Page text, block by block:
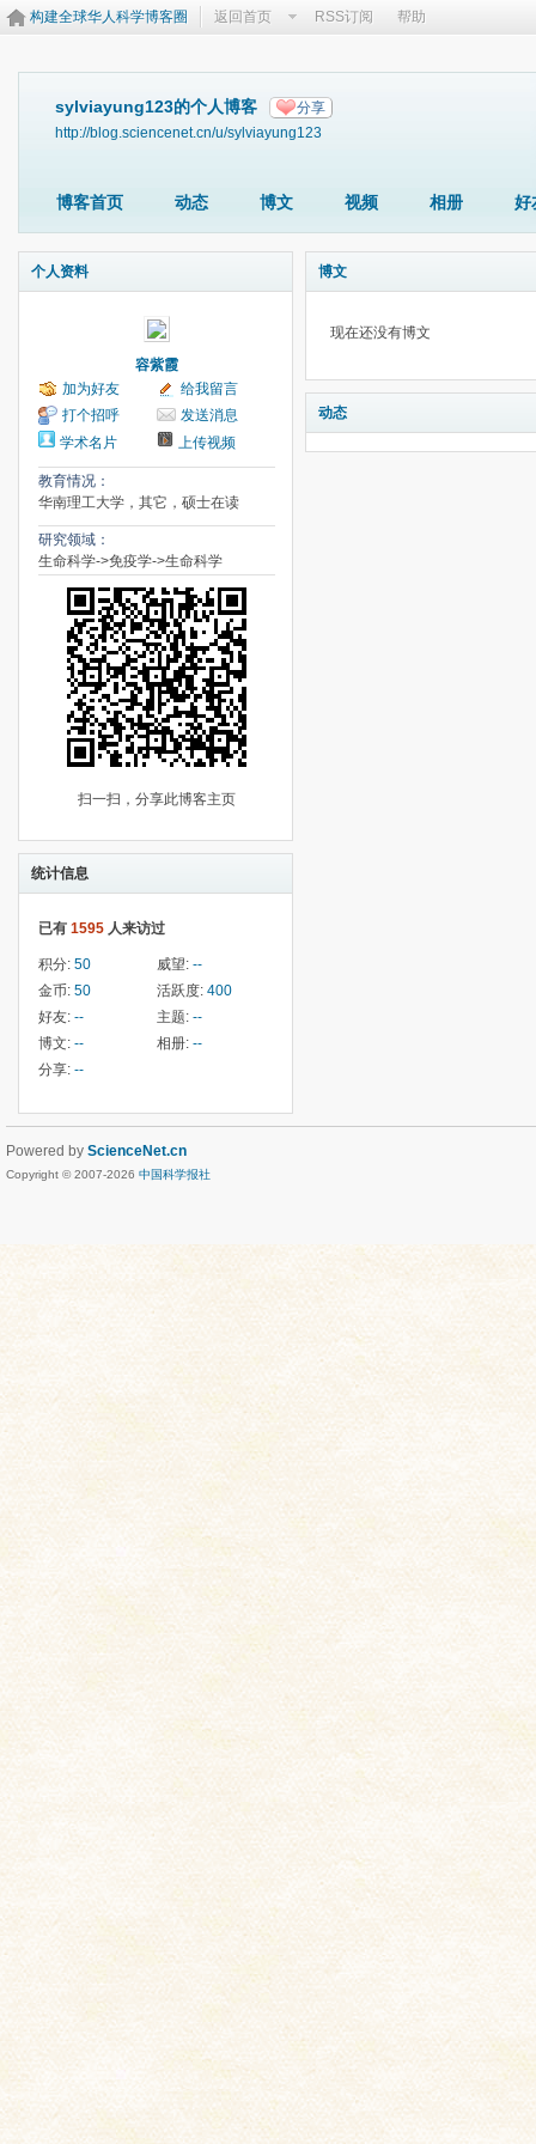
构建全球华人科学博客圈 返回首页 RSS订阅 帮助
sylviayung123的个人博客 分享
http://blog.sciencenet.cn/u/sylviayung123
博客首页 动态 博文 视频 相册 好
个人资料
容紫霞
加为好友
给我留言
打个招呼
发送消息
学术名片
上传视频
教育情况：
华南理工大学，其它，硕士在读
研究领域：
生命科学->免疫学->生命科学
扫一扫，分享此博客主页
统计信息
已有 1595 人来访过
积分: 50 威望: --
金币: 50 活跃度: 400
好友: -- 主题: --
博文: -- 相册: --
分享: --
博文
现在还没有博文
动态
Powered by ScienceNet.cn
Copyright © 2007-2026 中国科学报社